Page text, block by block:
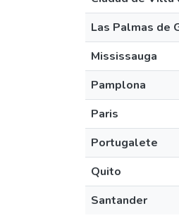
Las Palmas de
Mississauga
Pamplona
Paris
Portugalete
Quito
Santander